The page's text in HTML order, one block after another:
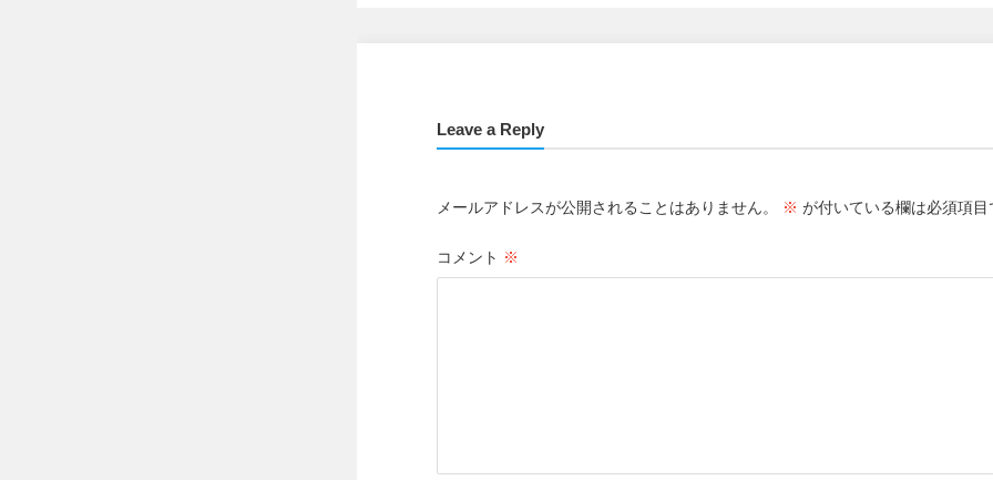
Leave a Reply
メールアドレスが公開されることはありません。 ※ が付いている欄は必須項目
コメント ※